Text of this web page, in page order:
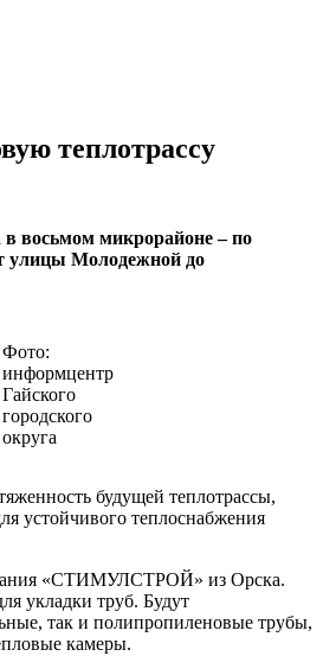
теплотрассу
в восьмом микрорайоне – по
улицы Молодежной до
Фото:
информцентр
Гайского
городского
округа
будущей теплотрассы,
устойчивого теплоснабжения
«СТИМУЛСТРОЙ» из Орска.
укладки труб. Будут
так и полипропиленовые трубы,
камеры.